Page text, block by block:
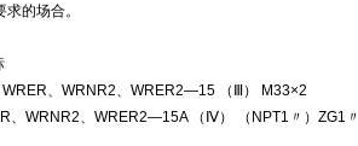
的场合。
WRER、WRNR2、WRER2—15 （Ⅲ） M33×2
、WRNR2、WRER2—15A （Ⅳ） （NPT1〃）ZG1〃